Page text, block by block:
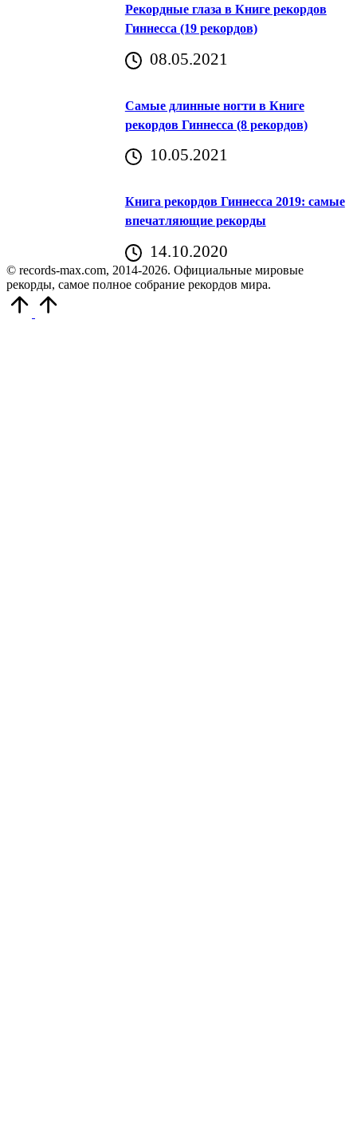
Рекордные глаза в Книге рекордов
Гиннесса (19 рекордов)
08.05.2021
Самые длинные ногти в Книге
рекордов Гиннесса (8 рекордов)
10.05.2021
Книга рекордов Гиннесса 2019: самые
впечатляющие рекорды
14.10.2020
© records-max.com, 2014-2026. Официальные мировые
рекорды, самое полное собрание рекордов мира.